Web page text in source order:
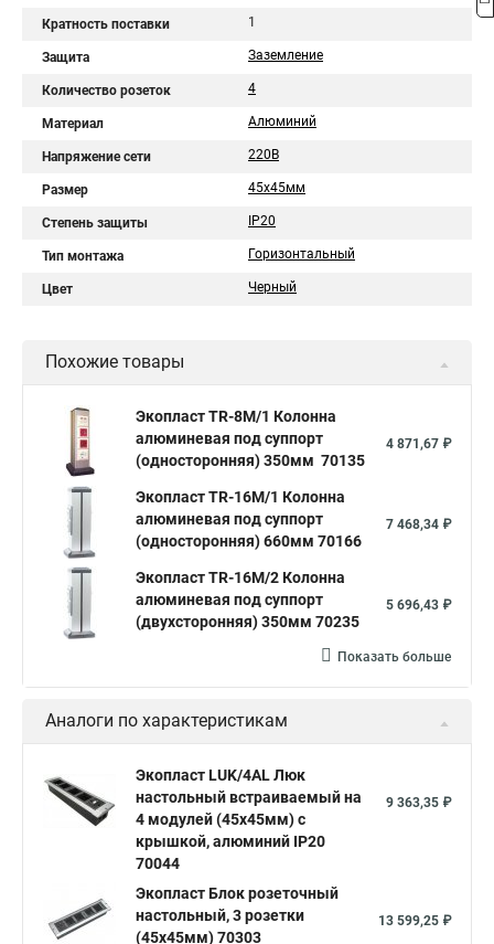
Кратность поставки 1
Защита Заземление
Количество розеток 4
Материал Алюминий
Напряжение сети 220В
Размер 45х45мм
Степень защиты IP20
Тип монтажа Горизонтальный
Цвет Черный
Похожие товары
Экопласт TR-8M/1 Колонна
алюминевая под суппорт
(односторонняя) 350мм 70135
4 871,67 ₽
Экопласт TR-16M/1 Колонна
алюминевая под суппорт
(односторонняя) 660мм 70166
7 468,34 ₽
Экопласт TR-16M/2 Колонна
алюминевая под суппорт
(двухсторонняя) 350мм 70235
5 696,43 ₽
Показать больше
Аналоги по характеристикам
Экопласт LUK/4AL Люк
настольный встраиваемый на
4 модулей (45х45мм) с
крышкой, алюминий IP20
70044
9 363,35 ₽
Экопласт Блок розеточный
настольный, 3 розетки
(45х45мм) 70303
13 599,25 ₽